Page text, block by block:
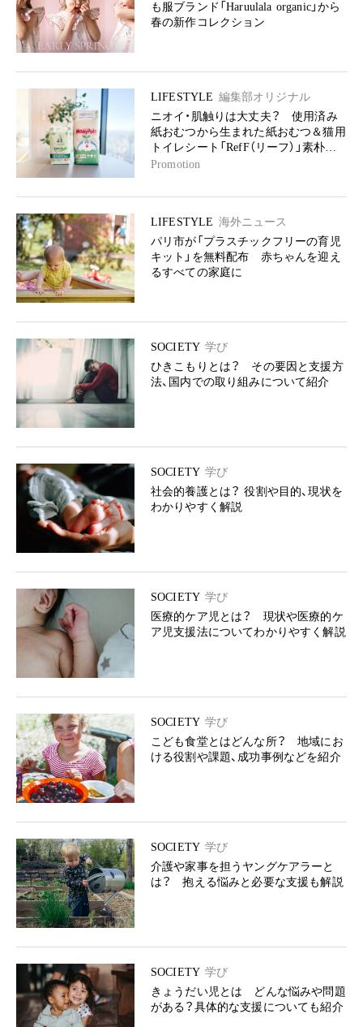
も服ブランド「Haruulala organic」から
春の新作コレクション
LIFESTYLE 編集部オリジナル
ニオイ・肌触りは大丈夫？ 使用済み
紙おむつから生まれた紙おむつ＆猫用
トイレシート「RefF（リーフ）」素朴な
疑問Q＆A
Promotion
LIFESTYLE 海外ニュース
パリ市が「プラスチックフリーの育児
キット」を無料配布 赤ちゃんを迎え
るすべての家庭に
SOCIETY 学び
ひきこもりとは？ その要因と支援方
法、国内での取り組みについて紹介
SOCIETY 学び
社会的養護とは？ 役割や目的、現状を
わかりやすく解説
SOCIETY 学び
医療的ケア児とは？ 現状や医療的ケ
ア児支援法についてわかりやすく解説
SOCIETY 学び
こども食堂とはどんな所？ 地域にお
ける役割や課題、成功事例などを紹介
SOCIETY 学び
介護や家事を担うヤングケアラーと
は？ 抱える悩みと必要な支援も解説
SOCIETY 学び
きょうだい児とは どんな悩みや問題
がある？具体的な支援についても紹介